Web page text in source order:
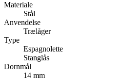
Materiale
Stål
Anvendelse
Trælåger
Type
Espagnolette
Stanglås
Dornmål
14 mm